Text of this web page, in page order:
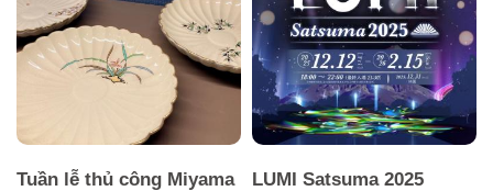
Tuần lễ thủ công Miyama
LUMI Satsuma 2025